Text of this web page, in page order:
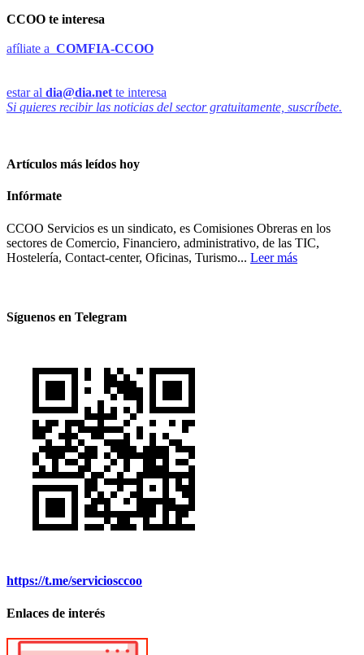
CCOO te interesa
afíliate a COMFIA-CCOO
estar al dia@dia.net te interesa
Si quieres recibir las noticias del sector gratuitamente, suscríbete.
Artículos más leídos hoy
Infórmate
CCOO Servicios es un sindicato, es Comisiones Obreras en los
sectores de Comercio, Financiero, administrativo, de las TIC,
Hostelería, Contact-center, Oficinas, Turismo... Leer más
Síguenos en Telegram
https://t.me/serviciosccoo
Enlaces de interés